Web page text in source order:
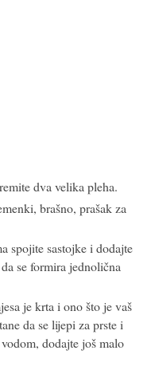
dva velika pleha.
brašno, prašak za
spojite sastojke i dodajte
se formira jednolična
je krta i ono što je vaš
da se lijepi za prste i
dodajte još malo